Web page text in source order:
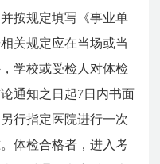
按规定填写《事业单
关规定应在当场或当
学校或受检人对体检
通知之日起7日内书面
行指定医院进行一次
体检合格者，进入考